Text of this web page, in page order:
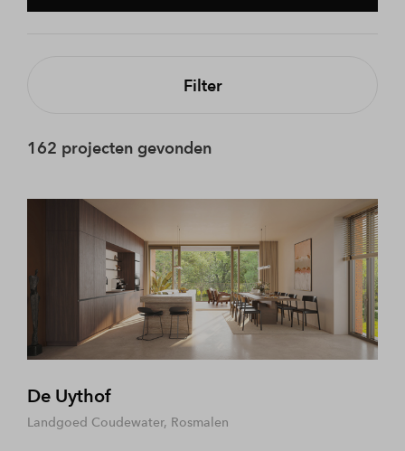
Filter
162 projecten gevonden
De Uythof
Landgoed Coudewater, Rosmalen